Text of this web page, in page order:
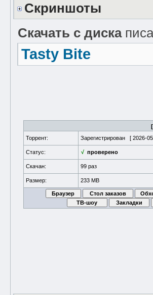
Скриншоты
Скачать с диска
Tasty Bite
Торрент:
Зарегистрирован [ 2026-
Статус: √ проверено
Скачан: 99 раз
Размер: 233 MB